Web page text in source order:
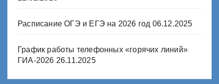
Расписание ОГЭ и ЕГЭ на 2026 год 06.12.2025
График работы телефонных «горячих линий»
ГИА-2026 26.11.2025